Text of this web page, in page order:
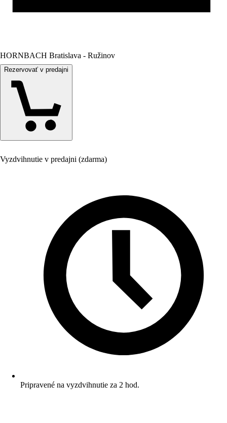
HORNBACH Bratislava - Ružinov
Rezervovať v predajni
Vyzdvihnutie v predajni (zdarma)
Pripravené na vyzdvihnutie za 2 hod.